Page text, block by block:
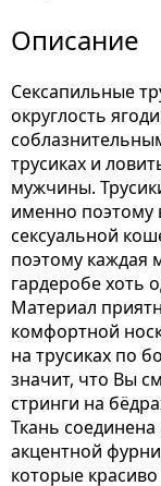
Описание
Сексапильные
округлость
трусиках и
мужчины.
именно поэтому
сексуальной
поэтому каждая
гардеробе хоть
Материал
комфортной
на трусиках по
значит, что Вы
стринги на
Ткань
акцентной
которые